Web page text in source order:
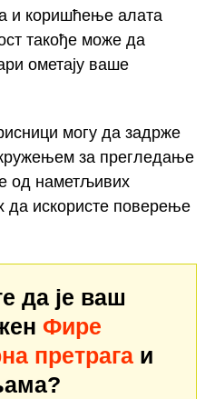
и коришћење алата
такође може да
ометају ваше
могу да задрже
за прегледање
од наметљивих
да искористе поверење
да је ваш
Фире
претрага и